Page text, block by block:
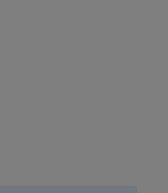
fönster.
fönster.